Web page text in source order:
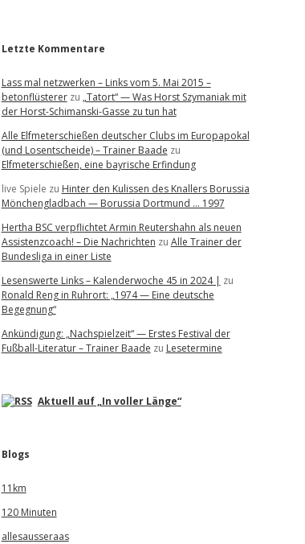
Letzte Kommentare
Lass mal netzwerken – Links vom 5. Mai 2015 –
betonflüstererzu „Tatort“ — Was Horst Szymaniak mit
der Horst-Schimanski-Gasse zu tun hat
Alle Elfmeterschießen deutscher Clubs im Europapokal
(und Losentscheide) – Trainer Baade zu
Elfmeterschießen, eine bayrische Erfindung
live Spiele zu Hinter den Kulissen des Knallers Borussia
Mönchengladbach — Borussia Dortmund … 1997
Hertha BSC verpflichtet Armin Reutershahn als neuen
Assistenzcoach! – Die Nachrichten zu Alle Trainer der
Bundesliga in einer Liste
Lesenswerte Links – Kalenderwoche 45 in 2024 | zu
Ronald Reng in Ruhrort: „1974 — Eine deutsche
Begegnung“
Ankündigung: „Nachspielzeit“ — Erstes Festival der
Fußball-Literatur – Trainer Baade zu Lesetermine
Aktuell auf „In voller Länge“
Blogs
11km
120 Minuten
allesausseraas